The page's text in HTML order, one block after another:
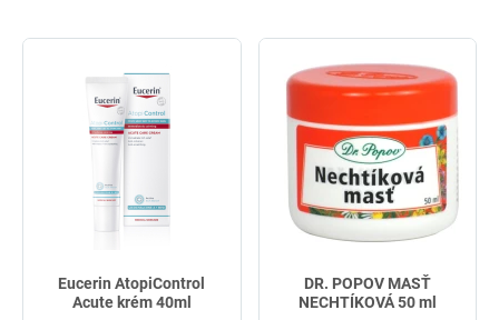
Eucerin AtopiControl
Acute krém 40ml
DR. POPOV MASŤ
NECHTÍKOVÁ 50 ml